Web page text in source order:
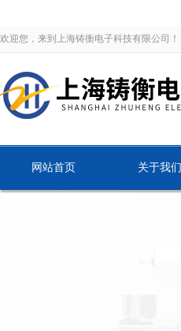
欢迎您，来到上海铸衡电子科技有限公司！
网站首页 关于我们